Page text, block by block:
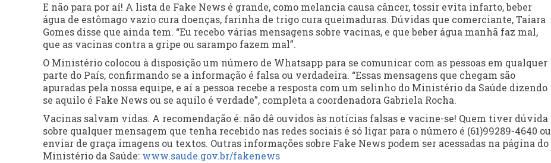
E não para por aí! A lista de Fake News é grande, como melancia causa câncer, tossir evita infarto, beber
água de estômago vazio cura doenças, farinha de trigo cura queimaduras. Dúvidas que comerciante, Taiara
Gomes disse que ainda tem. “Eu recebo várias mensagens sobre vacinas, e que beber água manhã faz mal,
que as vacinas contra a gripe ou sarampo fazem mal”.
O Ministério colocou à disposição um número de Whatsapp para se comunicar com as pessoas em qualquer
parte do País, confirmando se a informação é falsa ou verdadeira. “Essas mensagens que chegam são
apuradas pela nossa equipe, e aí a pessoa recebe a resposta com um selinho do Ministério da Saúde dizendo
se aquilo é Fake News ou se aquilo é verdade”, completa a coordenadora Gabriela Rocha.
Vacinas salvam vidas. A recomendação é: não dê ouvidos às notícias falsas e vacine-se! Quem tiver dúvida
sobre qualquer mensagem que tenha recebido nas redes sociais é só ligar para o número é (61)99289-4640 ou
enviar de graça imagens ou textos. Outras informações sobre Fake News podem ser acessadas na página do
Ministério da Saúde: www.saude.gov.br/fakenews